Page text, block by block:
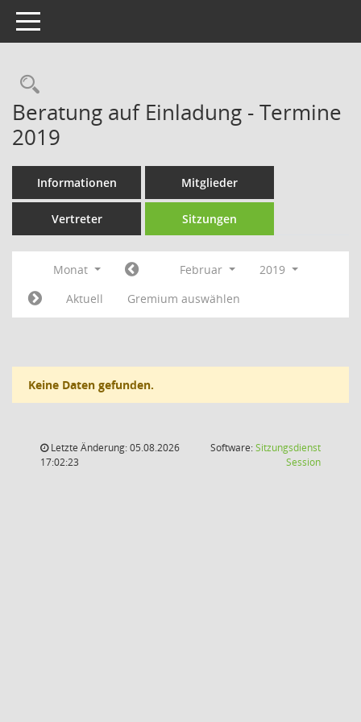
Toggle navigation
Rechercheauswahl
Beratung auf Einladung - Termine
2019
Informationen Mitglieder
Vertreter Sitzungen
Monat Februar
2019
Aktuell
Gremium auswählen
Keine Daten gefunden.
Letzte Änderung: 05.08.2026
17:02:23
Software:Sitzungsdienst
Session(Wird in